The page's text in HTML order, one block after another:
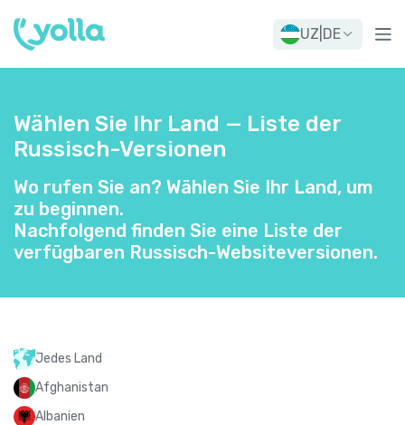
UZ DE
Wählen Sie Ihr Land — Liste der
Russisch-Versionen
Wo rufen Sie an? Wählen Sie Ihr Land, um
zu beginnen.
Nachfolgend finden Sie eine Liste der
verfügbaren Russisch-Websiteversionen.
Jedes Land
Afghanistan
Albanien